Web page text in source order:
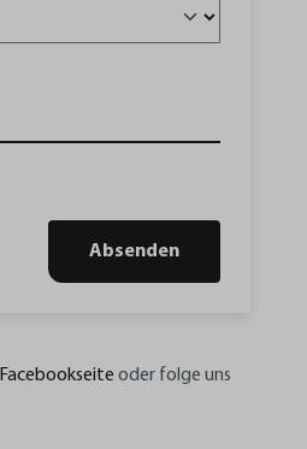
Absenden
Facebookseite oder folge uns